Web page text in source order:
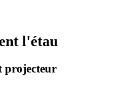
l'étau
projecteur